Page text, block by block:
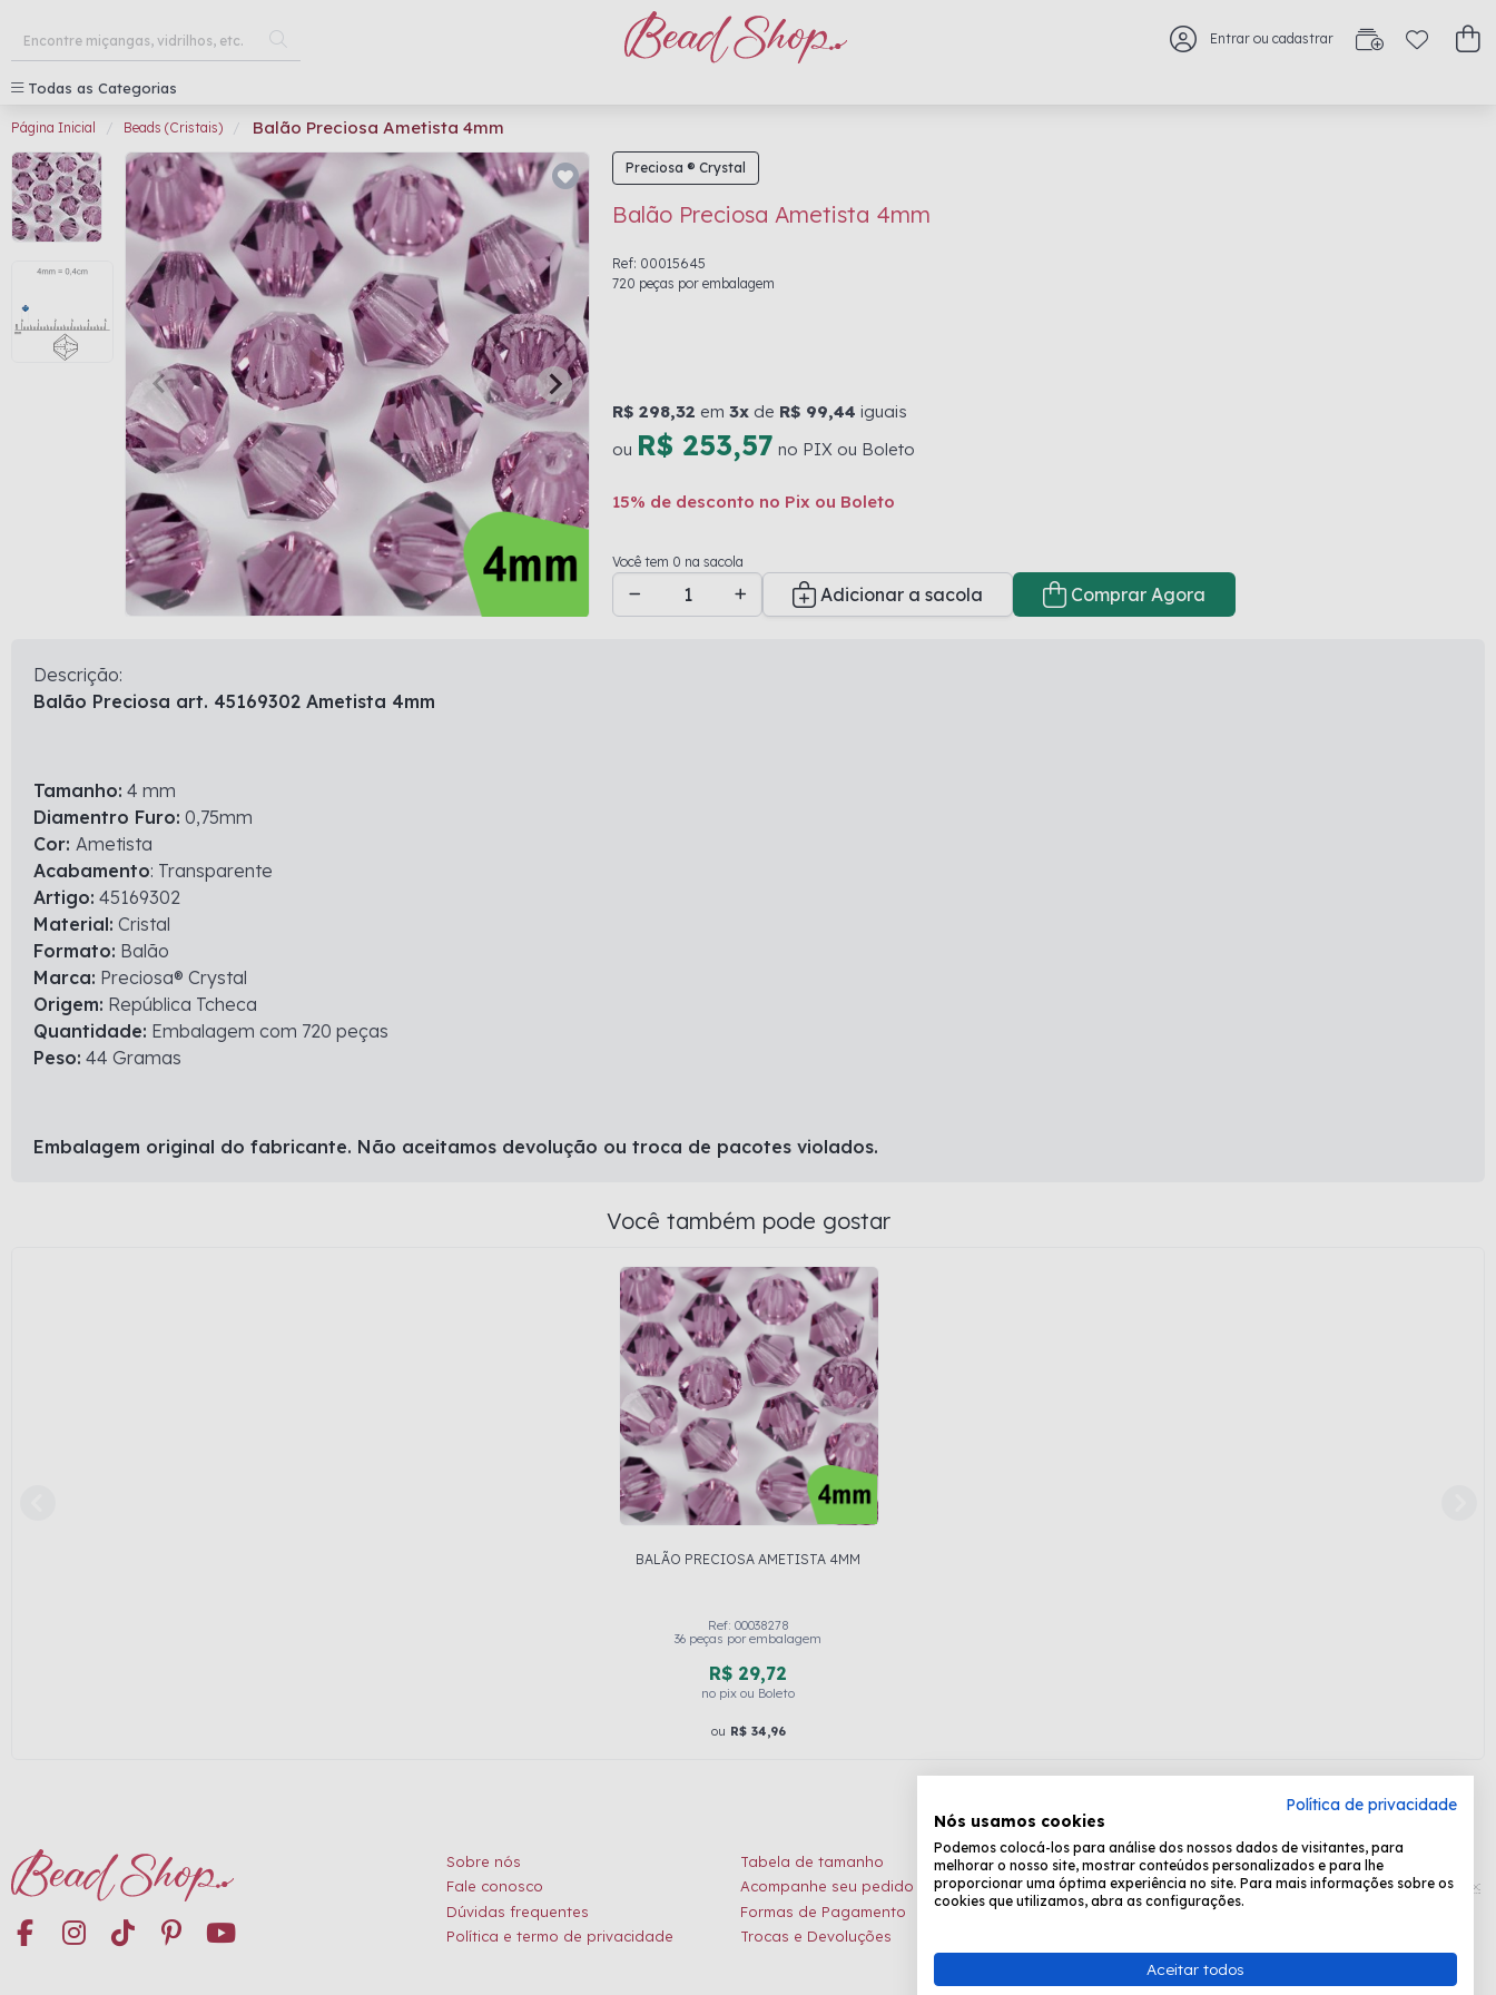
Entrar ou cadastrar
Todas as Categorias
Página Inicial Beads (Cristais) Balão Preciosa Ametista 4mm
Preciosa ® Crystal
Balão Preciosa Ametista 4mm
Ref: 00015645
720 peças por embalagem
R$ 298,32 em 3x de R$ 99,44 iguais
ou R$ 253,57 no PIX ou Boleto
15% de desconto no Pix ou Boleto
Você tem 0 na sacola
Adicionar a sacola
Comprar Agora
Descrição:
Balão Preciosa art. 45169302 Ametista 4mm
Tamanho: 4 mm
Diamentro Furo: 0,75mm
Cor: Ametista
Acabamento: Transparente
Artigo: 45169302
Material: Cristal
Formato: Balão
Marca: Preciosa® Crystal
Origem: República Tcheca
Quantidade: Embalagem com 720 peças
Peso: 44 Gramas
Embalagem original do fabricante. Não aceitamos devolução ou troca de pacotes violados.
Você também pode gostar
BALÃO PRECIOSA AMETISTA 4MM
Ref: 00038278
36 peças por embalagem
R$ 29,72
no pix ou Boleto
ou R$ 34,96
Sobre nós
Tabela de tamanho
Fale conosco
Acompanhe seu pedido
Dúvidas frequentes
Formas de Pagamento
Política e termo de privacidade
Trocas e Devoluções
Formas de pagamento:
Política de privacidade
Nós usamos cookies
Podemos colocá-los para análise dos nossos dados de visitantes, para
melhorar o nosso site, mostrar conteúdos personalizados e para lhe
proporcionar uma óptima experiência no site. Para mais informações sobre os
cookies que utilizamos, abra as configurações.
Aceitar todos